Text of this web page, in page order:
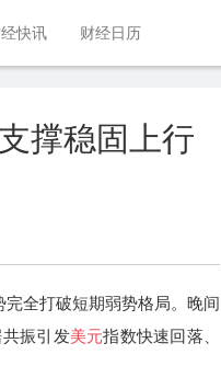
快讯 财经日历
撑稳固上行
全打破短期弱势格局。晚间
振引发美元指数快速回落、